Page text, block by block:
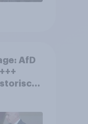
AfD